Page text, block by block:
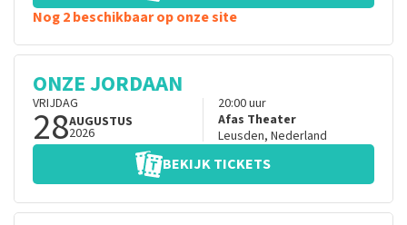
Nog 2 beschikbaar op onze site
ONZE JORDAAN
VRIJDAG
28AUGUSTUS
2026
20:00uur
Afas Theater
Leusden, Nederland
BEKIJK TICKETS